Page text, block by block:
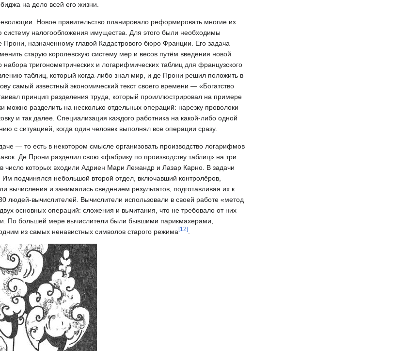
на дело всей его жизни.
Новое правительство планировало реформировать многие из
систему налогообложения имущества. Для этого были необходимы
назначенному главой Кадастрового бюро Франции. Его задача
старую королевскую систему мер и весов путём введения новой
тригонометрических и логарифмических таблиц для французского
таблиц, который когда-либо знал мир, и де Прони решил положить в
самый известный экономический текст своего времени — «Богатство
принцип разделения труда, который проиллюстрировал на примере
можно разделить на несколько отдельных операций: нарезку проволоки
и так далее. Специализация каждого работника на какой-либо одной
с ситуацией, когда один человек выполнял все операции сразу.
— то есть в некотором смысле организовать производство логарифмов
Де Прони разделил свою «фабрику по производству таблиц» на три
число которых входили Адриен Мари Лежандр и Лазар Карно. В задачи
подчинялся небольшой второй отдел, включавший контролёров,
вычисления и занимались сведением результатов, подготавливая их к
людей-вычислителей. Вычислители использовали в своей работе «метод
основных операций: сложения и вычитания, что не требовало от них
По большей мере вычислители были бывшими парикмахерами,
из самых ненавистных символов старого режима [12]